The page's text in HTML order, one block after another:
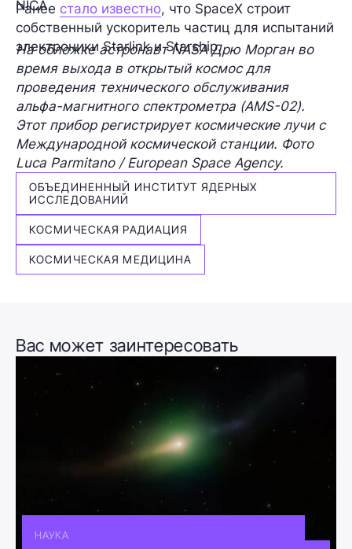
NICA.
Ранее стало известно, что SpaceX строит
собственный ускоритель частиц для испытаний
электроники Starlink и Starship.
На обложке астронавт NASA Дрю Морган во
время выхода в открытый космос для
проведения технического обслуживания
альфа-магнитного спектрометра (AMS-02).
Этот прибор регистрирует космические лучи с
Международной космической станции. Фото
Luca Parmitano / European Space Agency.
ОБЪЕДИНЕННЫЙ ИНСТИТУТ ЯДЕРНЫХ
ИССЛЕДОВАНИЙ
КОСМИЧЕСКАЯ РАДИАЦИЯ
КОСМИЧЕСКАЯ МЕДИЦИНА
Вас может заинтересовать
НАУКА